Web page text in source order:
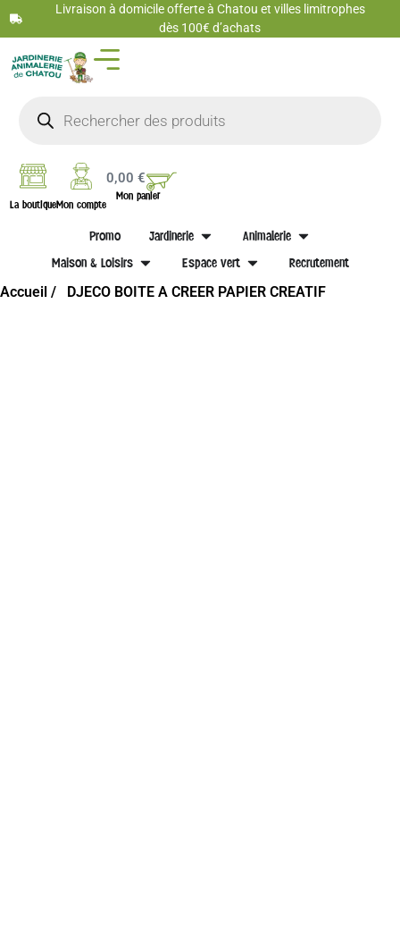
Livraison à domicile offerte à Chatou et villes limitrophes
dès 100€ d’achats
La boutiqueMon compte
0,00€
Mon panier
Promo Jardinerie
Animalerie
Maison & Loisirs
Espace vert Recrutement
Accueil / DJECO BOITE A CREER PAPIER CREATIF